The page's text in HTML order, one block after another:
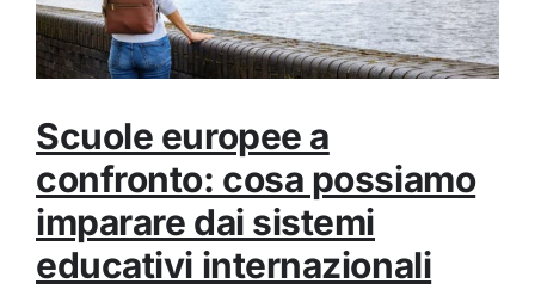
Scuole europee a
confronto: cosa possiamo
imparare dai sistemi
educativi internazionali